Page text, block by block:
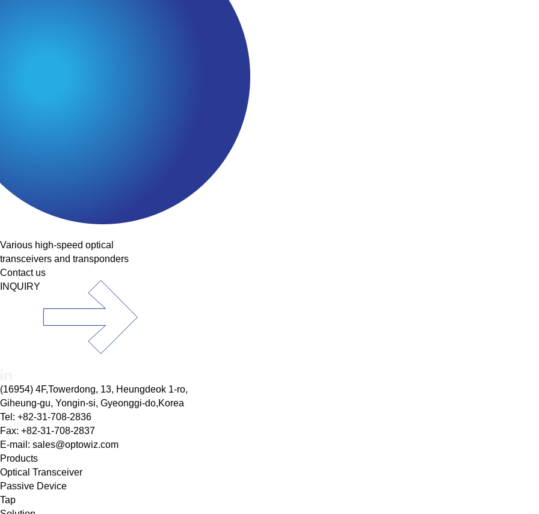
Various high-speed optical
transceivers and transponders
Contact us
INQUIRY
(16954) 4F,Towerdong, 13, Heungdeok 1-ro,
Giheung-gu, Yongin-si, Gyeonggi-do,Korea
Tel: +82-31-708-2836
Fax: +82-31-708-2837
E-mail: sales@optowiz.com
Products
Optical Transceiver
Passive Device
Tap